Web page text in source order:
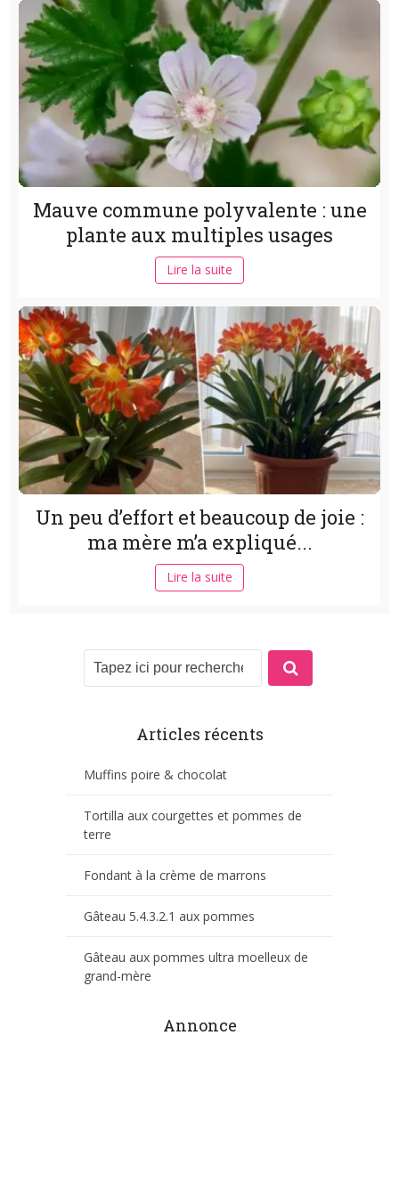
Mauve commune polyvalente : une
plante aux multiples usages
Lire la suite
Un peu d’effort et beaucoup de joie :
ma mère m’a expliqué...
Lire la suite
Articles récents
Muffins poire & chocolat
Tortilla aux courgettes et pommes de
terre
Fondant à la crème de marrons
Gâteau 5.4.3.2.1 aux pommes
Gâteau aux pommes ultra moelleux de
grand-mère
Annonce